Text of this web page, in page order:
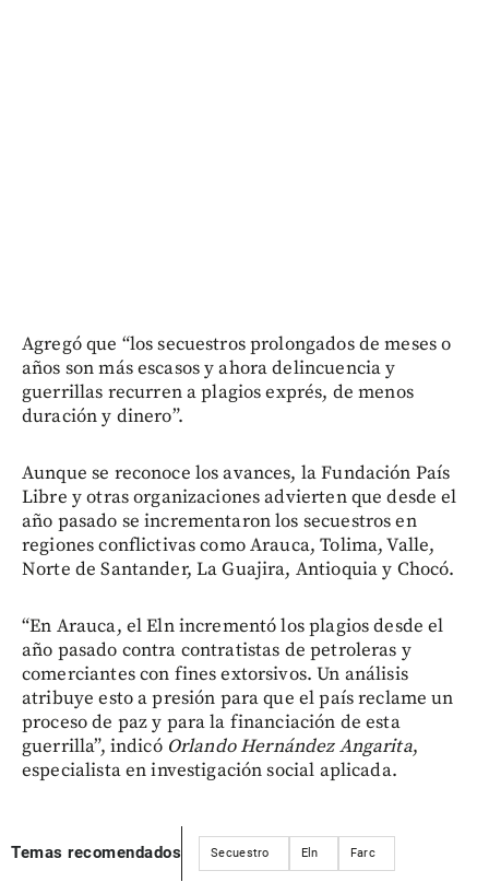
Agregó que “los secuestros prolongados de meses o
años son más escasos y ahora delincuencia y
guerrillas recurren a plagios exprés, de menos
duración y dinero”.
Aunque se reconoce los avances, la Fundación País
Libre y otras organizaciones advierten que desde el
año pasado se incrementaron los secuestros en
regiones conflictivas como Arauca, Tolima, Valle,
Norte de Santander, La Guajira, Antioquia y Chocó.
“En Arauca, el Eln incrementó los plagios desde el
año pasado contra contratistas de petroleras y
comerciantes con fines extorsivos. Un análisis
atribuye esto a presión para que el país reclame un
proceso de paz y para la financiación de esta
guerrilla”, indicó Orlando Hernández Angarita,
especialista en investigación social aplicada.
Temas recomendados Secuestro Eln Farc